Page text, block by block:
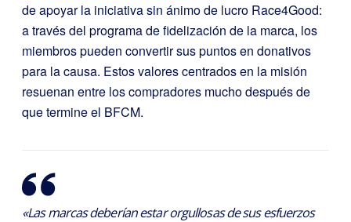
de apoyar la iniciativa sin ánimo de lucro Race4Good:
a través del programa de fidelización de la marca, los
miembros pueden convertir sus puntos en donativos
para la causa. Estos valores centrados en la misión
resuenan entre los compradores mucho después de
que termine el BFCM.
«Las marcas deberían estar orgullosas de sus esfuerzos